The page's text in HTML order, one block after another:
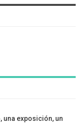
una exposición, un